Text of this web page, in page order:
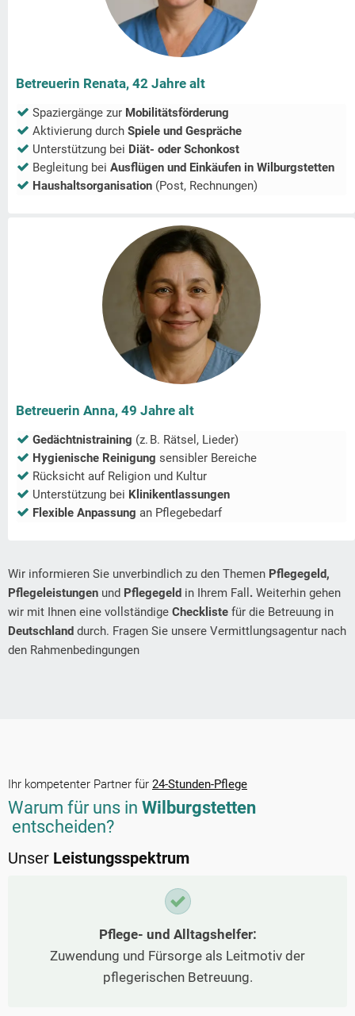
Betreuerin Renata, 42 Jahre alt
Spaziergänge zur Mobilitätsförderung
Aktivierung durch Spiele und Gespräche
Unterstützung bei Diät- oder Schonkost
Begleitung bei Ausflügen und Einkäufen in Wilburgstetten
Haushaltsorganisation (Post, Rechnungen)
Betreuerin Anna, 49 Jahre alt
Gedächtnistraining (z. B. Rätsel, Lieder)
Hygienische Reinigung sensibler Bereiche
Rücksicht auf Religion und Kultur
Unterstützung bei Klinikentlassungen
Flexible Anpassung an Pflegebedarf
Wir informieren Sie unverbindlich zu den Themen Pflegegeld,
Pflegeleistungen und Pflegegeld in Ihrem Fall . Weiterhin gehen
wir mit Ihnen eine vollständige Checkliste für die Betreuung in
Deutschland durch. Fragen Sie unsere Vermittlungsagentur nach
den Rahmenbedingungen
Ihr kompetenter Partner für 24-Stunden-Pflege
Warum für uns in Wilburgstetten
entscheiden?
Unser Leistungsspektrum
Pflege- und Alltagshelfer:
Zuwendung und Fürsorge als Leitmotiv der
pflegerischen Betreuung.